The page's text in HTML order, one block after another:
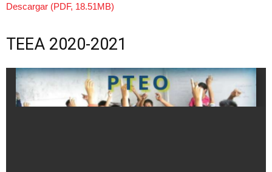
Descargar (PDF, 18.51MB)
TEEA 2020-2021